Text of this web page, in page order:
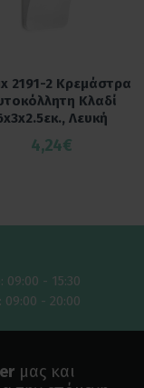
2191-2 Κρεμάστρα
Κλαδί
Λευκή
4,24€
- 15:30
- 20:00
μας και